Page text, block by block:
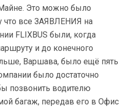
Это можно было
что все ЗАЯВЛЕНИЯ на
FLIXBUS были, когда
и до конечного
Варшава, было ещё пять
было достаточно
позвонить водителю
багаж, передав его в Офис